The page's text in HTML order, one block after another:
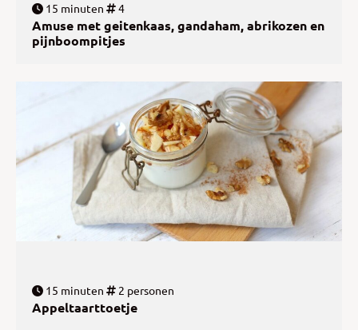
15 minuten 4
Amuse met geitenkaas, gandaham, abrikozen en
pijnboompitjes
15 minuten 2 personen
Appeltaarttoetje